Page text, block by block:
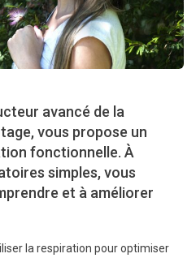
avancé de la
vous propose un
fonctionnelle. À
simples, vous
et à améliorer
la respiration pour optimiser